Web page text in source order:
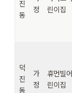
진
동
정
린이집
덕
진
동
가
정
휴먼빌어
린이집